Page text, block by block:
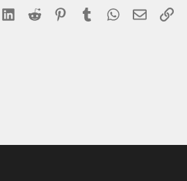
LinkedIn
Reddit PinterestTumblr WhatsApp
Email